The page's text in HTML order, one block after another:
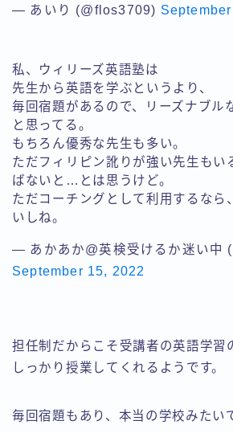
— あいり (@flos3709)
私、ウィリーズ英語塾は
先生から英語を学ぶというより、
毎回宿題があるので、リーズナブル
と思ってる。
もちろん優秀な先生も多い。
ただフィリピン訛りが強い先生もい
ばないと…とは思うけど。
ただコーチングとして利用するなら
いしね。
— あかあか@英検受けるか迷い中
September 15, 2022
担任制だからこそ受講者の英語学習
しっかり授業してくれるようです。
毎回宿題もあり、本当の学校みたい